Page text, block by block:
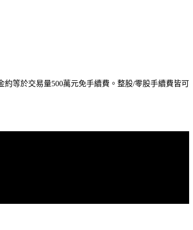
約等於交易量500萬元免手續費。整股/零股手續費皆可